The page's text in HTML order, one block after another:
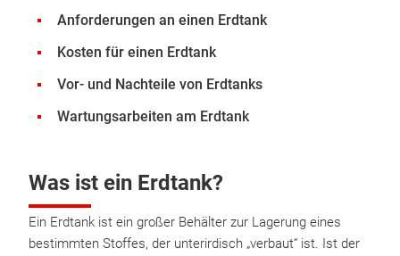
Anforderungen an einen Erdtank
Kosten für einen Erdtank
Vor- und Nachteile von Erdtanks
Wartungsarbeiten am Erdtank
Was ist ein Erdtank?
Ein Erdtank ist ein großer Behälter zur Lagerung eines
bestimmten Stoffes, der unterirdisch „verbaut“ ist. Ist der